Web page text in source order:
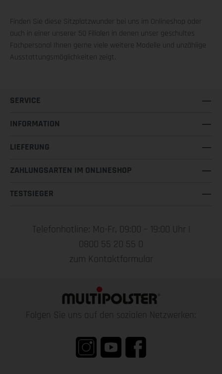
Finden Sie diese Sitzplatzwunder bei uns im Onlineshop oder
auch in einer unserer 50 Filialen in denen unser geschultes
Fachpersonal Ihnen gerne viele weitere Modelle und unzählige
Ausstattungsmöglichkeiten zeigt.
SERVICE
INFORMATION
LIEFERUNG
ZAHLUNGSARTEN IM ONLINESHOP
TESTSIEGER
Telefonhotline: Mo-Fr, 09:00 – 19:00 Uhr |
0800 55 20 55 0
zum Kontaktformular
Folgen Sie uns auf den sozialen Netzwerken: